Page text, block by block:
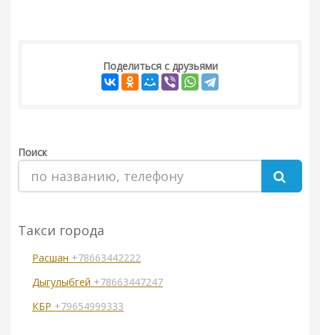
Поделиться с друзьями
Поиск
Такси города
Расшан +78663442222
Дыгулыбгей +78663447247
КБР +79654999333